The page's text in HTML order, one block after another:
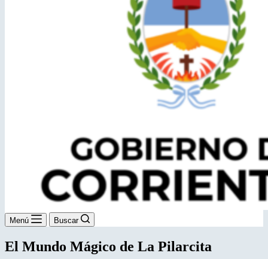
Menú Buscar
El Mundo Mágico de La Pilarcita